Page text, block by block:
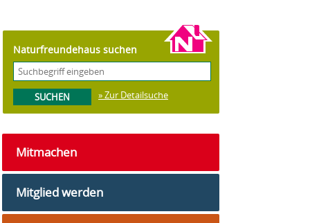
Naturfreundehaus suchen
» Zur Detailsuche
Mitmachen
Mitglied werden